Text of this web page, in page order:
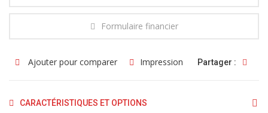
Formulaire financier
Ajouter pour comparer Impression Partager :
CARACTÉRISTIQUES ET OPTIONS